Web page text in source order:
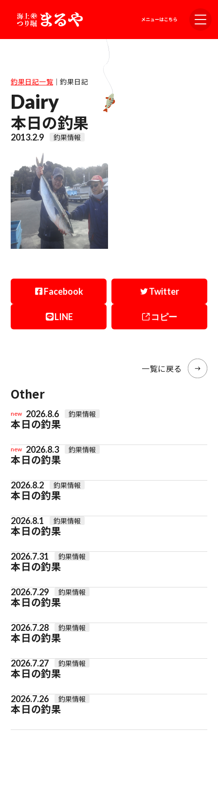
釣果日記一覧｜釣果日記
Dairy
本日の釣果
2013.2.9 釣果情報
Facebook Twitter
LINE コピー
一覧に戻る
Other
new 2026.8.6 釣果情報
本日の釣果
new 2026.8.3 釣果情報
本日の釣果
2026.8.2 釣果情報
本日の釣果
2026.8.1 釣果情報
本日の釣果
2026.7.31 釣果情報
本日の釣果
2026.7.29 釣果情報
本日の釣果
2026.7.28 釣果情報
本日の釣果
2026.7.27 釣果情報
本日の釣果
2026.7.26 釣果情報
本日の釣果